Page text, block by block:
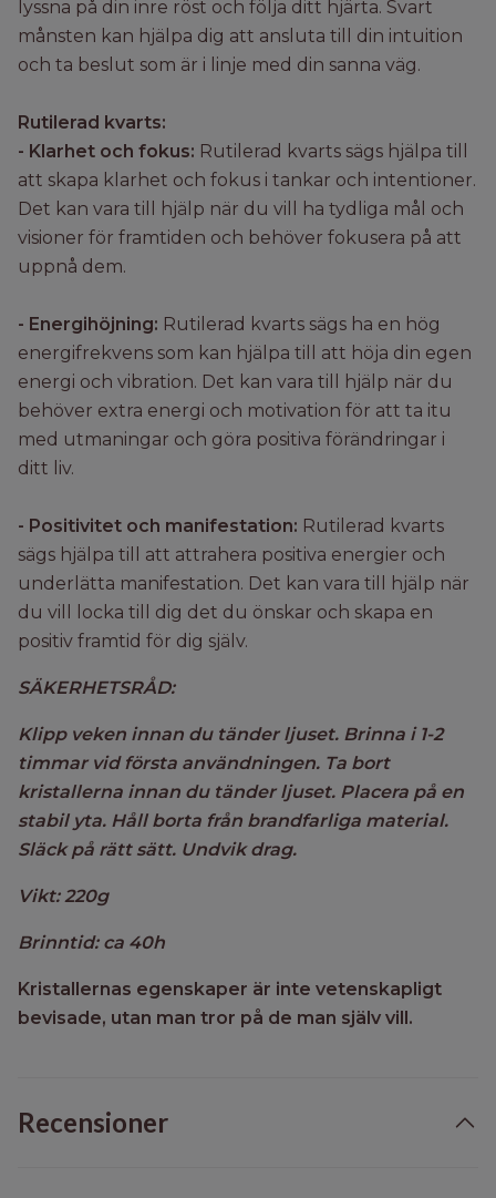
lyssna på din inre röst och följa ditt hjärta. Svart
månsten kan hjälpa dig att ansluta till din intuition
och ta beslut som är i linje med din sanna väg.
Rutilerad kvarts:
- Klarhet och fokus: Rutilerad kvarts sägs hjälpa till
att skapa klarhet och fokus i tankar och intentioner.
Det kan vara till hjälp när du vill ha tydliga mål och
visioner för framtiden och behöver fokusera på att
uppnå dem.
- Energihöjning: Rutilerad kvarts sägs ha en hög
energifrekvens som kan hjälpa till att höja din egen
energi och vibration. Det kan vara till hjälp när du
behöver extra energi och motivation för att ta itu
med utmaningar och göra positiva förändringar i
ditt liv.
- Positivitet och manifestation: Rutilerad kvarts
sägs hjälpa till att attrahera positiva energier och
underlätta manifestation. Det kan vara till hjälp när
du vill locka till dig det du önskar och skapa en
positiv framtid för dig själv.
SÄKERHETSRÅD:
Klipp veken innan du tänder ljuset. Brinna i 1-2
timmar vid första användningen. Ta bort
kristallerna innan du tänder ljuset. Placera på en
stabil yta. Håll borta från brandfarliga material.
Släck på rätt sätt. Undvik drag.
Vikt: 220g
Brinntid: ca 40h
Kristallernas egenskaper är inte vetenskapligt
bevisade, utan man tror på de man själv vill.
Recensioner